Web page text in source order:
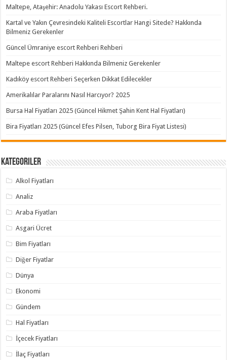
Maltepe, Ataşehir: Anadolu Yakası Escort Rehberi.
Kartal ve Yakın Çevresindeki Kaliteli Escortlar Hangi Sitede? Hakkında
Bilmeniz Gerekenler
Güncel Ümraniye escort Rehberi Rehberi
Maltepe escort Rehberi Hakkında Bilmeniz Gerekenler
Kadıköy escort Rehberi Seçerken Dikkat Edilecekler
Amerikalılar Paralarını Nasıl Harcıyor? 2025
Bursa Hal Fiyatları 2025 (Güncel Hikmet Şahin Kent Hal Fiyatları)
Bira Fiyatları 2025 (Güncel Efes Pilsen, Tuborg Bira Fiyat Listesi)
Kategoriler
Alkol Fiyatları
Analiz
Araba Fiyatları
Asgari Ücret
Bim Fiyatları
Diğer Fiyatlar
Dünya
Ekonomi
Gündem
Hal Fiyatları
İçecek Fiyatları
İlaç Fiyatları